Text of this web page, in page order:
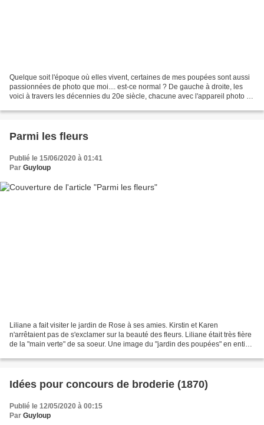
Quelque soit l'époque où elles vivent, certaines de mes poupées sont aussi
passionnées de photo que moi.... est-ce normal ? De gauche à droite, les
voici à travers les décennies du 20e siècle, chacune avec l'appareil photo de
Parmi les fleurs
Publié le 15/06/2020 à 01:41
Par Guyloup
Liliane a fait visiter le jardin de Rose à ses amies. Kirstin et Karen
n'arrêtaient pas de s'exclamer sur la beauté des fleurs. Liliane était très fière
de la "main verte" de sa soeur. Une image du "jardin des poupées" en entier
Idées pour concours de broderie (1870)
Publié le 12/05/2020 à 00:15
Par Guyloup